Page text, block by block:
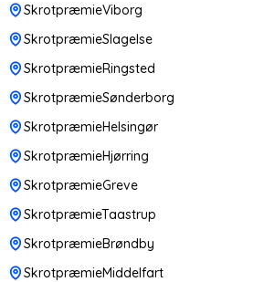
SkrotpræmieViborg
SkrotpræmieSlagelse
SkrotpræmieRingsted
SkrotpræmieSønderborg
SkrotpræmieHelsingør
SkrotpræmieHjørring
SkrotpræmieGreve
SkrotpræmieTaastrup
SkrotpræmieBrøndby
SkrotpræmieMiddelfart